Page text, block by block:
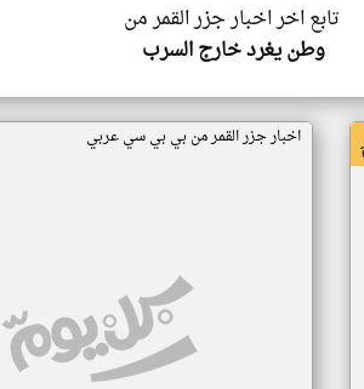
تابع اخر اخبار جزر القمر من
وطن يغرد خارج السرب
اخبار جزر القمر من بي بي سي عربي